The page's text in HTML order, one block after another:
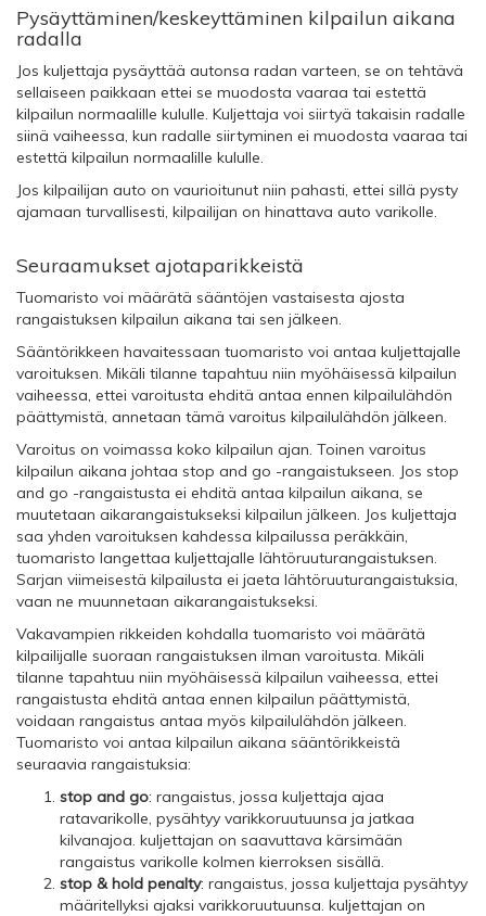
Pysäyttäminen/keskeyttäminen kilpailun aikana
radalla
Jos kuljettaja pysäyttää autonsa radan varteen, se on tehtävä
sellaiseen paikkaan ettei se muodosta vaaraa tai estettä
kilpailun normaalille kululle. Kuljettaja voi siirtyä takaisin radalle
siinä vaiheessa, kun radalle siirtyminen ei muodosta vaaraa tai
estettä kilpailun normaalille kululle.
Jos kilpailijan auto on vaurioitunut niin pahasti, ettei sillä pysty
ajamaan turvallisesti, kilpailijan on hinattava auto varikolle.
Seuraamukset ajotaparikkeistä
Tuomaristo voi määrätä sääntöjen vastaisesta ajosta
rangaistuksen kilpailun aikana tai sen jälkeen.
Sääntörikkeen havaitessaan tuomaristo voi antaa kuljettajalle
varoituksen. Mikäli tilanne tapahtuu niin myöhäisessä kilpailun
vaiheessa, ettei varoitusta ehditä antaa ennen kilpailulähdön
päättymistä, annetaan tämä varoitus kilpailulähdön jälkeen.
Varoitus on voimassa koko kilpailun ajan. Toinen varoitus
kilpailun aikana johtaa stop and go -rangaistukseen. Jos stop
and go -rangaistusta ei ehditä antaa kilpailun aikana, se
muutetaan aikarangaistukseksi kilpailun jälkeen. Jos kuljettaja
saa yhden varoituksen kahdessa kilpailussa peräkkäin,
tuomaristo langettaa kuljettajalle lähtöruuturangaistuksen.
Sarjan viimeisestä kilpailusta ei jaeta lähtöruuturangaistuksia,
vaan ne muunnetaan aikarangaistukseksi.
Vakavampien rikkeiden kohdalla tuomaristo voi määrätä
kilpailijalle suoraan rangaistuksen ilman varoitusta. Mikäli
tilanne tapahtuu niin myöhäisessä kilpailun vaiheessa, ettei
rangaistusta ehditä antaa ennen kilpailun päättymistä,
voidaan rangaistus antaa myös kilpailulähdön jälkeen.
Tuomaristo voi antaa kilpailun aikana sääntörikkeistä
seuraavia rangaistuksia:
stop and go: rangaistus, jossa kuljettaja ajaa
ratavarikolle, pysähtyy varikkoruutuunsa ja jatkaa
kilvanajoa. kuljettajan on saavuttava kärsimään
rangaistus varikolle kolmen kierroksen sisällä.
stop & hold penalty: rangaistus, jossa kuljettaja pysähtyy
määritellyksi ajaksi varikkoruutuunsa. kuljettajan on